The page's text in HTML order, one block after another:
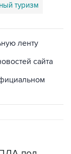
туризм
ленту
сайта